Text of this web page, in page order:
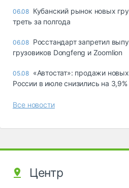
06.08 Кубанский рынок новых
треть за полгода
06.08 Росстандарт запретил
грузовиков Dongfeng и Zoomlion
05.08 «Автостат»: продажи
России в июле снизились на 3,9%
Все новости
Центр